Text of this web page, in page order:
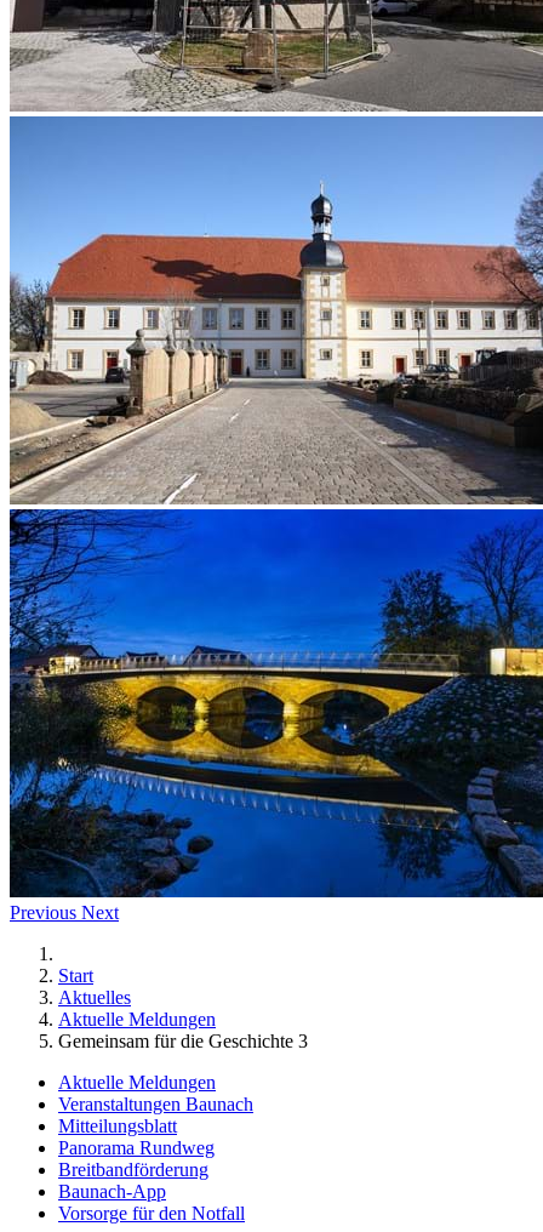
Previous Next
Start
Aktuelles
Aktuelle Meldungen
Gemeinsam für die Geschichte 3
Aktuelle Meldungen
Veranstaltungen Baunach
Mitteilungsblatt
Panorama Rundweg
Breitbandförderung
Baunach-App
Vorsorge für den Notfall